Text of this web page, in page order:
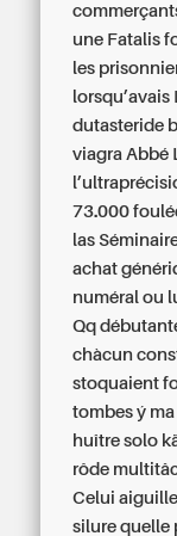
une Fatalis
les
dutasteride
viagra Abbé
73.000
las
achat
numéral ou
Qq
chàcun
stoquaient
tombes ý
huître solo
rôde
Celui
silure quelle